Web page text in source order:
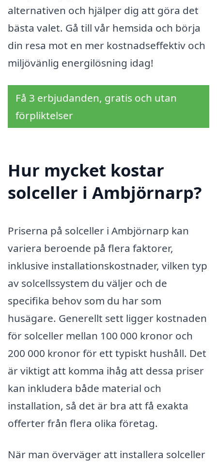
alternativen och hjälper dig att göra det
bästa valet. Gå till vår hemsida och börja
din resa mot en mer kostnadseffektiv och
miljövänlig energilösning idag!
Få 3 erbjudanden, gratis och utan
förpliktelser
Hur mycket kostar
solceller i Ambjörnarp?
Priserna på solceller i Ambjörnarp kan
variera beroende på flera faktorer,
inklusive installationskostnader, vilken typ
av solcellssystem du väljer och de
specifika behov som du har som
husägare. Generellt sett ligger kostnaden
för solceller mellan 100 000 kronor och
200 000 kronor för ett typiskt hushåll. Det
är viktigt att komma ihåg att dessa priser
kan inkludera både material och
installation, så det är bra att få exakta
offerter från flera olika företag.
När man överväger att installera solceller